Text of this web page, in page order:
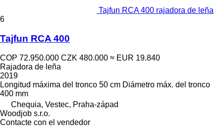
Tajfun RCA 400 rajadora de leña
6
Tajfun RCA 400
COP 72.950.000 CZK 480.000 ≈ EUR 19.840
Rajadora de leña
2019
Longitud máxima del tronco 50 cm Diámetro máx. del tronco
400 mm
Chequia, Vestec, Praha-západ
Woodjob s.r.o.
Contacte con el vendedor